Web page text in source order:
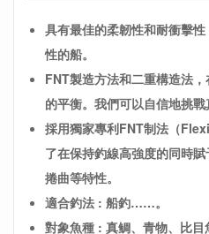
具有最佳的柔韌性和耐衝擊
性的船。
FNT製造方法和二重構造法
的平衡。我們可以自信地挑戰
採用獨家專利FNT制法（
了在保持釣線高強度的同時
捲曲等特性。
適合釣法 : 船釣……。
對象魚種 : 真鲷、 青物、 比目